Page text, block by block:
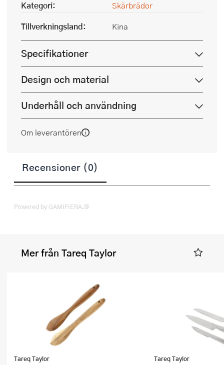
Kategori:
Skärbrädor
Tillverkningsland:
Kina
Specifikationer
Design och material
Underhåll och användning
Om leverantören
Recensioner (0)
Powered by GAMIFIERA.®
Mer från Tareq Taylor
Tareq Taylor Tareq Taylor